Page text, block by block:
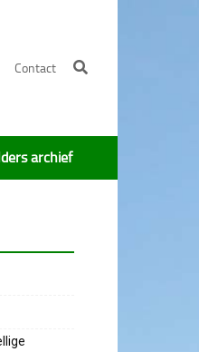
Contact
archief